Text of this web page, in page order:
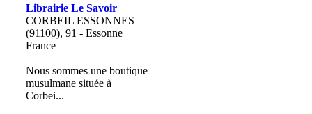
Librairie Le Savoir
CORBEIL ESSONNES
(91100), 91 - Essonne
France
Nous sommes une boutique
musulmane située à
Corbei...